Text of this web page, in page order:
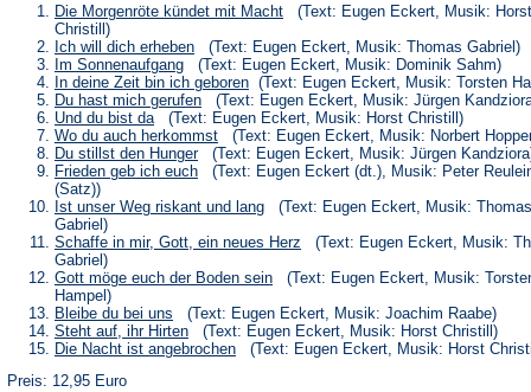
Die Morgenröte kündet mit Macht(Öffnet
einem
neuen
Tab)
(Text: Eugen Eckert, Musik: Horst
Christill)
Ich will dich erheben(Öffnet
in
einem
neuen
Tab)
(Text: Eugen Eckert, Musik: Thomas Gabriel)
Im Sonnenaufgang(Öffnet
in
einem
neuen
Tab)
(Text: Eugen Eckert, Musik: Dominik Sahm)
In deine Zeit bin ich geboren(Öffnet
in
einem
neuen
Tab)
(Text: Eugen Eckert, Musik: Torsten
Du hast mich gerufen(Öffnet
in
einem
neuen
Tab)
(Text: Eugen Eckert, Musik: Jürgen
Und du bist da(Öffnet
in
einem
neuen
Tab)
(Text: Eugen Eckert, Musik: Horst Christill)
Wo du auch herkommst(Öffnet
in
einem
Tab)
(Text: Eugen Eckert, Musik: Norbert
Du stillst den Hunger(Öffnet
in
einem
neuen
Tab)
(Text: Eugen Eckert, Musik: Jürgen
Frieden geb ich euch(Öffnet
einem
neuen
Tab)
(Text: Eugen Eckert (dt.), Musik: Peter
(Satz))
Ist unser Weg riskant und lang(Öffnet
einem
neuen
Tab)
(Text: Eugen Eckert, Musik: Thomas
Gabriel)
Schaffe in mir, Gott, ein neues Herz (Öffnet
einem
Tab)
(Text: Eugen Eckert, Musik:
Gabriel)
Gott möge euch der Boden sein(Öffnet
einem
neuen
Tab)
(Text: Eugen Eckert, Musik:
Hampel)
Bleibe du bei uns (Öffnet
in
einem
neuen
(Text: Eugen Eckert, Musik: Joachim Raabe)
Steht auf, ihr Hirten(Öffnet
in
(Text: Eugen Eckert, Musik: Horst Christill)
Die Nacht ist angebrochen(Öffnet
(Text: Eugen Eckert, Musik: Horst
Preis: 12,95 Euro